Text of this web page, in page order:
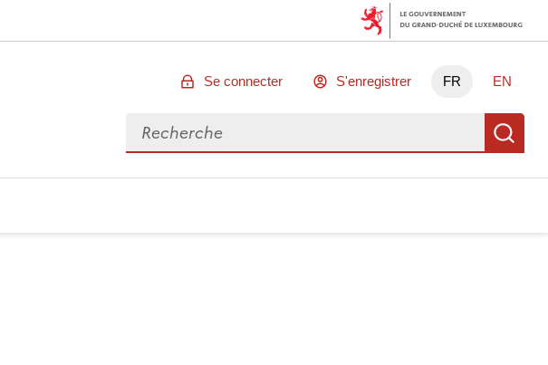
Se connecter S'enregistrer FR EN
Rechercher des données